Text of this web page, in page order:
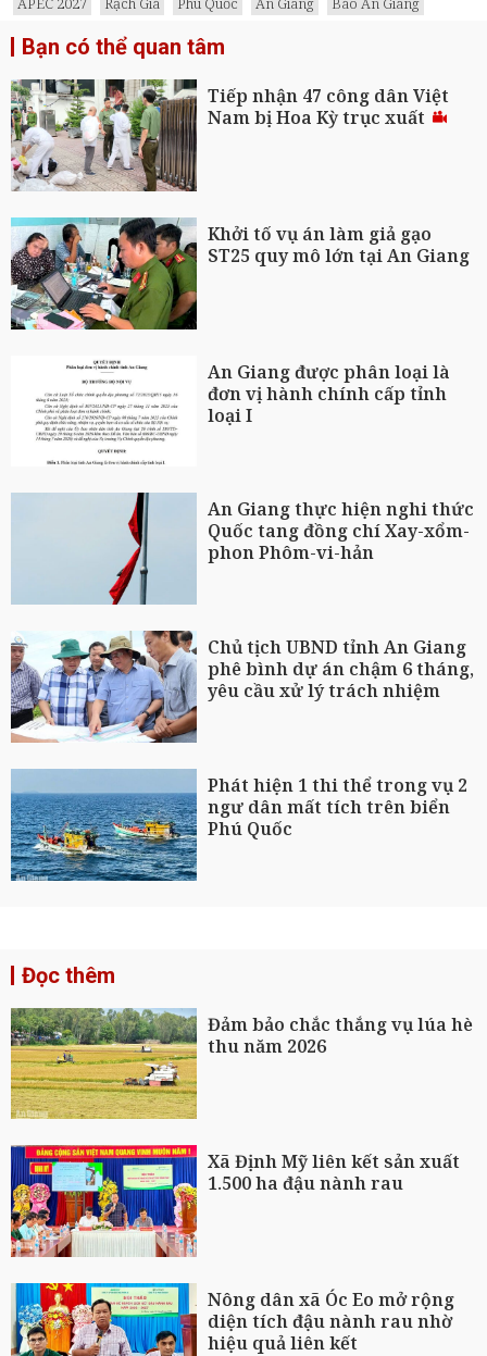
Bạn có thể quan tâm
Tiếp nhận 47 công dân Việt
Nam bị Hoa Kỳ trục xuất
Khởi tố vụ án làm giả gạo
ST25 quy mô lớn tại An Giang
An Giang được phân loại là
đơn vị hành chính cấp tỉnh
loại I
An Giang thực hiện nghi thức
Quốc tang đồng chí Xay-xổm-
phon Phôm-vi-hản
Chủ tịch UBND tỉnh An Giang
phê bình dự án chậm 6 tháng,
yêu cầu xử lý trách nhiệm
Phát hiện 1 thi thể trong vụ 2
ngư dân mất tích trên biển
Phú Quốc
Đọc thêm
Đảm bảo chắc thắng vụ lúa hè
thu năm 2026
Xã Định Mỹ liên kết sản xuất
1.500 ha đậu nành rau
Nông dân xã Óc Eo mở rộng
diện tích đậu nành rau nhờ
hiệu quả liên kết